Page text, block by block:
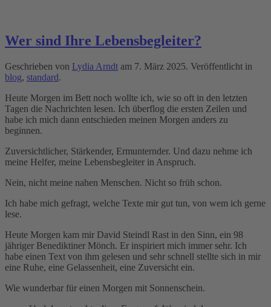
Wer sind Ihre Lebensbegleiter?
Geschrieben von Lydia Arndt am 7. März 2025. Veröffentlicht in
blog, standard.
Heute Morgen im Bett noch wollte ich, wie so oft in den letzten
Tagen die Nachrichten lesen. Ich überflog die ersten Zeilen und
habe ich mich dann entschieden meinen Morgen anders zu
beginnen.
Zuversichtlicher, Stärkender, Ermunternder. Und dazu nehme ich
meine Helfer, meine Lebensbegleiter in Anspruch.
Nein, nicht meine nahen Menschen. Nicht so früh schon.
Ich habe mich gefragt, welche Texte mir gut tun, von wem ich gerne
lese.
Heute Morgen kam mir David Steindl Rast in den Sinn, ein 98
jähriger Benediktiner Mönch. Er inspiriert mich immer sehr. Ich
habe einen Text von ihm gelesen und sehr schnell stellte sich in mir
eine Ruhe, eine Gelassenheit, eine Zuversicht ein.
Wie wunderbar für einen Morgen mit Sonnenschein.